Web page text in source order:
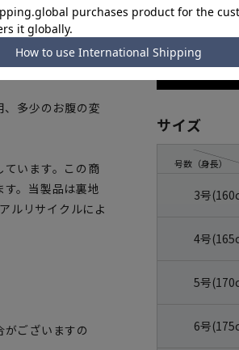
多少のお腹の変
います。この商
。当製品は裏地
ルリサイクルによ
ございますの
サイズ
号数（身長）
3号
4号
5号
6号